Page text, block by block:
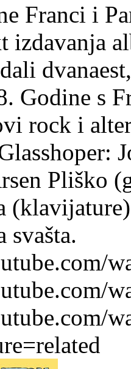
Franci i
izdavanja
Godine s
rock i
Pliško
svašta.